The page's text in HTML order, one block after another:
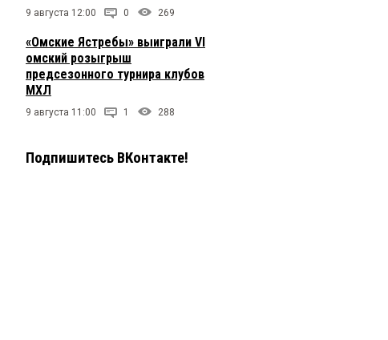
9 августа 12:00 0 269
«Омские Ястребы» выиграли VI
омский розыгрыш
предсезонного турнира клубов
МХЛ
9 августа 11:00 1 288
Подпишитесь ВКонтакте!